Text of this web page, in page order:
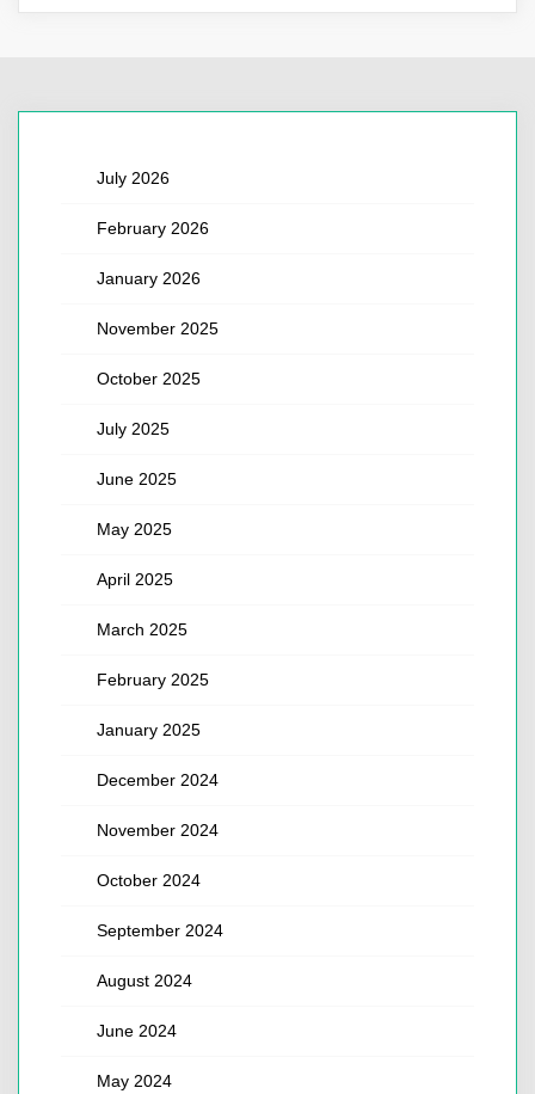
July 2026
February 2026
January 2026
November 2025
October 2025
July 2025
June 2025
May 2025
April 2025
March 2025
February 2025
January 2025
December 2024
November 2024
October 2024
September 2024
August 2024
June 2024
May 2024